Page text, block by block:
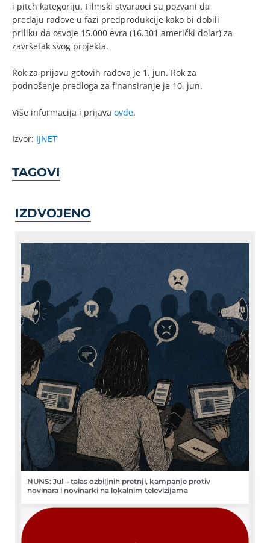
i pitch kategoriju. Filmski stvaraoci su pozvani da
predaju radove u fazi predprodukcije kako bi dobili
priliku da osvoje 15.000 evra (16.301 američki dolar) za
završetak svog projekta.
Rok za prijavu gotovih radova je 1. jun. Rok za
podnošenje predloga za finansiranje je 10. jun.
Više informacija i prijava ovde.
Izvor: IJNET
TAGOVI
IZDVOJENO
NUNS: Jul – talas ozbiljnih pretnji, kampanje protiv
novinara i novinarki na lokalnim televizijama